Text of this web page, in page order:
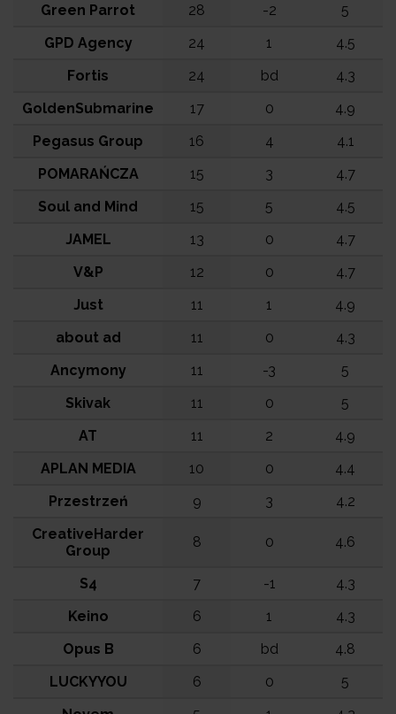
Green Parrot
28 -2
5
GPD Agency
24 1
4.5
Fortis
24 bd
4.3
GoldenSubmarine
17 0
4.9
Pegasus Group
16 4
4.1
POMARAŃCZA
15 3
4.7
Soul and Mind
15 5
4.5
JAMEL
13 0
4.7
V&P
12 0
4.7
Just
11 1
4.9
about ad
11 0
4.3
Ancymony
11 -3
5
Skivak
11 0
5
AT
11 2
4.9
APLAN MEDIA
10 0
4.4
Przestrzeń
9 3
4.2
CreativeHarder
Group
8 0 4.6
S4 7 -1
4.3
Keino
6 1
4.3
Opus B
6 bd
4.8
LUCKYYOU
6 0
5